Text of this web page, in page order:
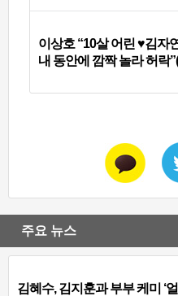
이상호 “10살 어린 ♥김자
내 동안에 깜짝 놀라 허락
주요 뉴스
김혜수, 김지훈과 부부 케미 ‘